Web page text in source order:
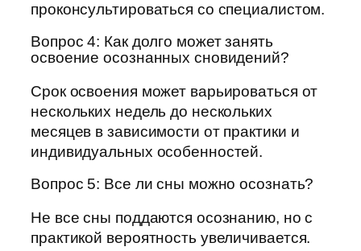
проконсультироваться со специалистом.
Вопрос 4: Как долго может занять
освоение осознанных сновидений?
Срок освоения может варьироваться от
нескольких недель до нескольких
месяцев в зависимости от практики и
индивидуальных особенностей.
Вопрос 5: Все ли сны можно осознать?
Не все сны поддаются осознанию, но с
практикой вероятность увеличивается.